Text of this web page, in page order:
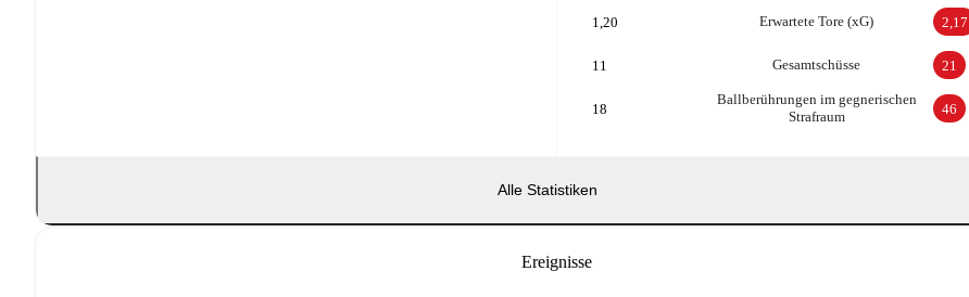
Erwartete Tore (xG)
1,20 2,17
Gesamtschüsse
11 21
Ballberührungen im gegnerischen
Strafraum
18 46
Alle Statistiken
Ereignisse